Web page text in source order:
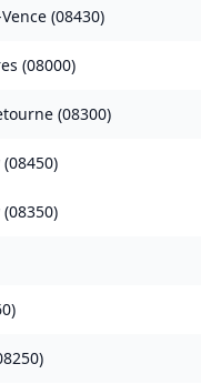
(08430)
(08000)
(08300)
(08450)
(08350)
)
)